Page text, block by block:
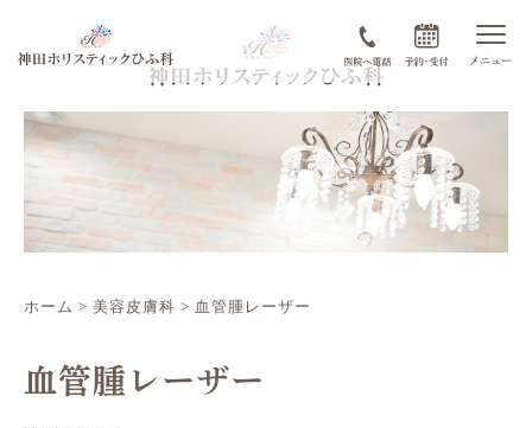
ホーム > 美容皮膚科 > 血管腫レーザー
血管腫レーザー